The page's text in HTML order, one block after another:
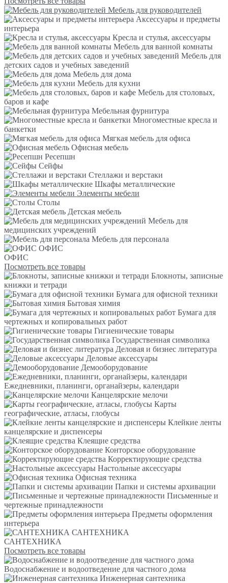
Мебель для руководителей
Аксессуары и предметы
интерьера
Кресла и стулья, аксессуары
Мебель для ванной комнаты
Мебель для
детских садов и учебных заведений
Мебель для дома
Мебель для кухни
Мебель для столовых,
баров и кафе
Мебельная фурнитура
Многоместные кресла и
банкетки
Мягкая мебель для офиса
Офисная мебель
Ресепшн
Сейфы
Стеллажи и верстаки
Шкафы металлические
Элементы мебели
Столы
Детская мебель
Мебель для
медицинских учреждений
Мебель для персонала
ОФИС
ОФИС
Посмотреть все товары
Блокноты, записные
книжки и тетради
Бумага для офисной техники
Бытовая химия
Бумага для
чертежных и копировальных работ
Гигиенические товары
Государственная символика
Деловая и бизнес литература
Деловые аксессуары
Демооборудование
Ежедневники, планинги, органайзеры, календари
Канцелярские мелочи
Карты
географические, атласы, глобусы
Клейкие ленты
канцелярские и диспенсеры
Клеящие средства
Конторское оборудование
Корректирующие средства
Настольные аксессуары
Офисная техника
Папки и системы архивации
Письменные и
чертежные принадлежности
Предметы оформления
интерьера
САНТЕХНИКА
САНТЕХНИКА
Посмотреть все товары
Водоснабжение и водоотведение для частного дома
Инженерная сантехника